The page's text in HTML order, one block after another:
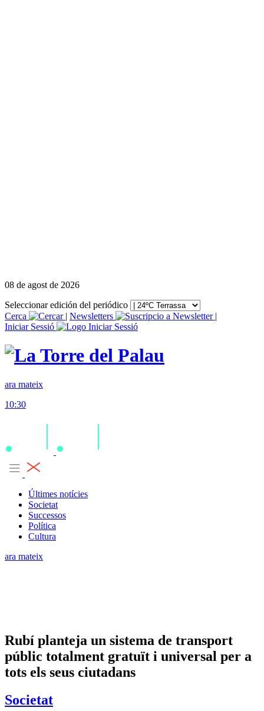
08 de agost de 2026
Seleccionar edición del periódico
Cerca
| Newsletters
|
Iniciar Sessió
ara mateix
10:30
Últimes notícies
Societat
Successos
Política
Cultura
ara mateix
Rubí planteja un sistema de transport
públic totalment gratuït i universal per a
tots els seus ciutadans
Societat